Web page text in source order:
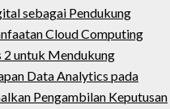
sebagai Pendukung
Cloud Computing
untuk Mendukung
Data Analytics pada
Pengambilan Keputusan